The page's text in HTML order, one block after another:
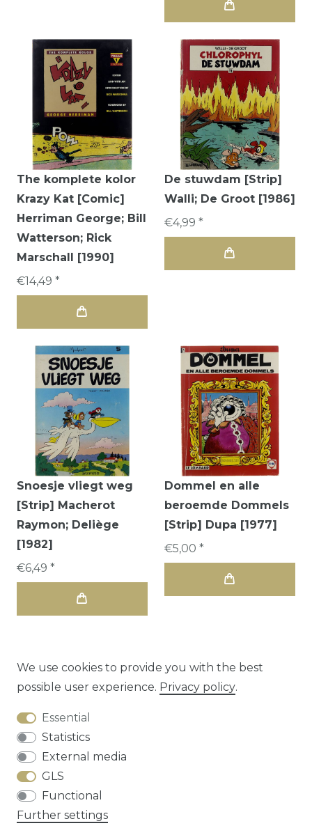
The komplete kolor
Krazy Kat [Comic]
Herriman George; Bill
Watterson; Rick
Marschall [1990]
€14,49 *
De stuwdam [Strip]
Walli; De Groot [1986]
€4,99 *
Snoesje vliegt weg
[Strip] Macherot
Raymon; Deliège
[1982]
€6,49 *
Dommel en alle
beroemde Dommels
[Strip] Dupa [1977]
€5,00 *
1 2
Cancellation rights
We use cookies to provide you with the best
possible user experience. Privacy policy.
Essential
Statistics
External media
GLS
Functional
Further settings